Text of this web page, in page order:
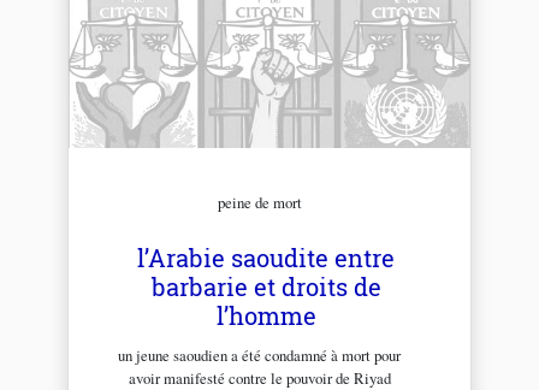
peine de mort
l’Arabie saoudite entre
barbarie et droits de
l’homme
un jeune saoudien a été condamné à mort pour
avoir manifesté contre le pouvoir de Riyad